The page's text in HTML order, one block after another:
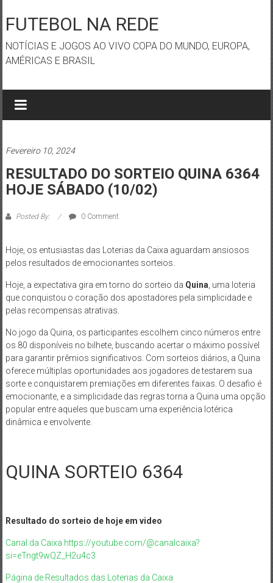
to
content
FUTEBOL NA REDE
NOTÍCIAS E JOGOS AO VIVO COPA DO MUNDO, EUROPA,
AMÉRICAS E BRASIL
Fevereiro 10, 2024
RESULTADO DO SORTEIO QUINA 6364
HOJE SÁBADO (10/02)
Posted By: 0 Comment
Hoje, os entusiastas das Loterias da Caixa aguardam ansiosos
pelos resultados de emocionantes sorteios.
Hoje, a expectativa gira em torno do sorteio da Quina , uma loteria
que conquistou o coração dos apostadores pela simplicidade e
pelas recompensas atrativas.
No jogo da Quina, os participantes escolhem cinco números entre
os 80 disponíveis no bilhete, buscando acertar o máximo possível
para garantir prêmios significativos. Com sorteios diários, a Quina
oferece múltiplas oportunidades aos jogadores de testarem sua
sorte e conquistarem premiações em diferentes faixas. O desafio é
emocionante, e a simplicidade das regras torna a Quina uma opção
popular entre aqueles que buscam uma experiência lotérica
dinâmica e envolvente.
QUINA SORTEIO 6364
Resultado do sorteio de hoje em video
Canal da Caixa https://youtube.com/@canalcaixa?
si=eTngt9wQZ_H2u4c3
Página de Resultados das Loterias da Caixa